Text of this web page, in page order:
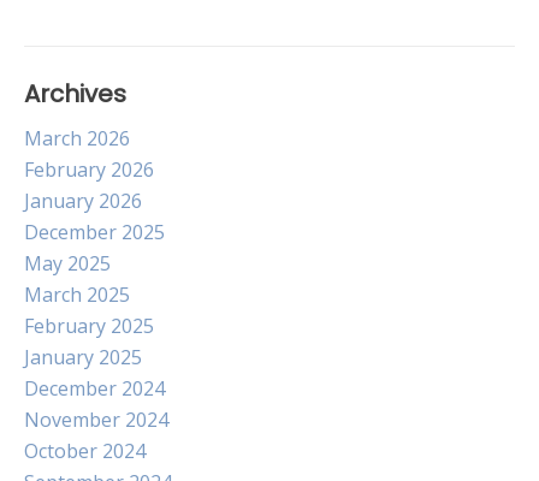
Archives
March 2026
February 2026
January 2026
December 2025
May 2025
March 2025
February 2025
January 2025
December 2024
November 2024
October 2024